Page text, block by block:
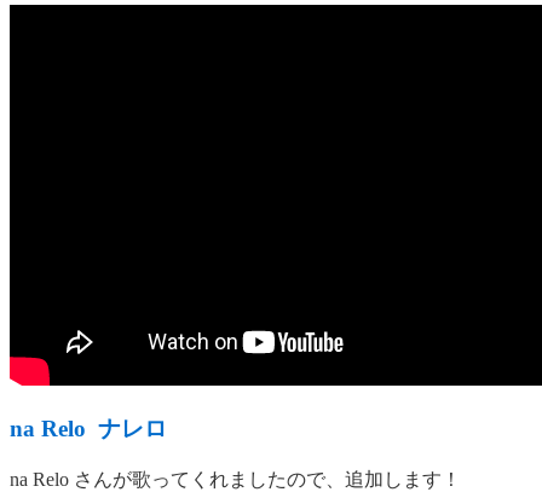
na Relo ナレロ
na Relo さんが歌ってくれましたので、追加します！